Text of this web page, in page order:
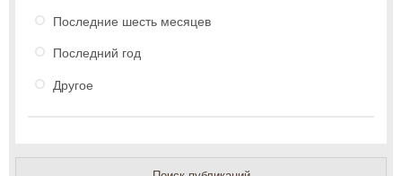
Последние шесть месяцев
Последний год
Другое